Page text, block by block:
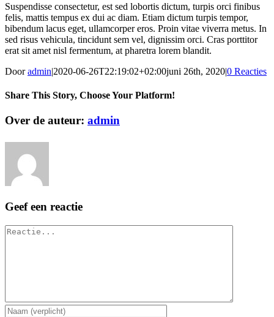
Suspendisse consectetur, est sed lobortis dictum, turpis orci finibus
felis, mattis tempus ex dui ac diam. Etiam dictum turpis tempor,
bibendum lacus eget, ullamcorper eros. Proin vitae viverra metus. In
sed risus vehicula, tincidunt sem vel, dignissim orci. Cras porttitor
erat sit amet nisl fermentum, at pharetra lorem blandit.
Dooradmin|2020-06-26T22:19:02+02:00juni 26th, 2020|0 Reacties
Share This Story, Choose Your Platform!
Facebook
X
Reddit
LinkedIn
WhatsApp
Tumblr
Pinterest
Vk
Xing
E-
Over de auteur: admin
Geef een reactie
Reactie